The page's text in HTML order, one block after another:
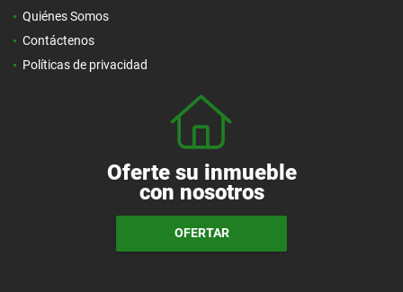
Quiénes Somos
Contáctenos
Políticas de privacidad
Oferte su inmueble
con nosotros
OFERTAR